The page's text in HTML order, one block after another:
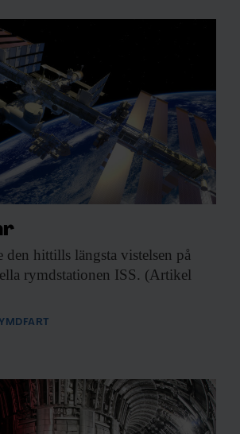
den hittills längsta vistelsen på
rymdstationen ISS. (Artikel